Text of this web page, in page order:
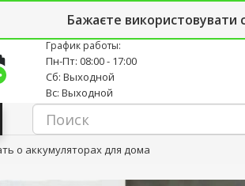
Бажаєте використовувати
Новостной блог Опт СТО
График работы:
Пн-Пт: 08:00 - 17:00
Сб: Выходной
Вс: Выходной
о аккумуляторах для дома